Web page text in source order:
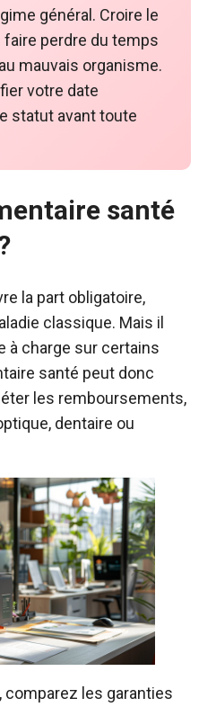
général. Croire le
perdre du temps
mauvais organisme.
votre date
statut avant toute
santé
la part obligatoire,
classique. Mais il
à charge sur certains
santé peut donc
les remboursements,
dentaire ou
les garanties